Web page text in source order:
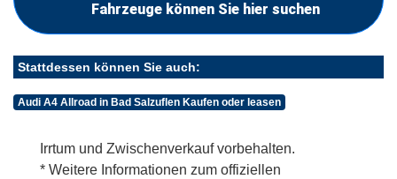
Fahrzeuge können Sie hier suchen
Stattdessen können Sie auch:
Audi A4 Allroad in Bad Salzuflen Kaufen oder leasen
Irrtum und Zwischenverkauf vorbehalten.
* Weitere Informationen zum offiziellen